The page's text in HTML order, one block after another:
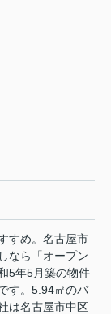
すめ。名古屋市
なら「オープン
5年5月築の物件
す。5.94㎡のバ
は名古屋市中区